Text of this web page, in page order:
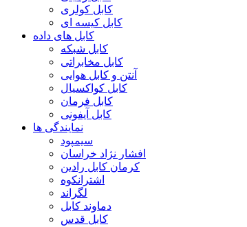
کابل کولری
کابل کیسه ای
کابل های داده
کابل شبکه
کابل مخابراتی
آنتن و کابل هوایی
کابل کواکسیال
کابل فرمان
کابل آیفونی
نمایندگی ها
سیمپود
افشار نژاد خراسان
کرمان کابل رادین
اشترانکوه
لگراند
دماوند کابل
کابل قدس